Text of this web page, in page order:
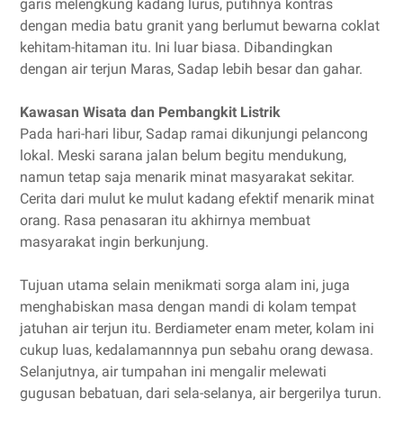
garis melengkung kadang lurus, putihnya kontras
dengan media batu granit yang berlumut bewarna coklat
kehitam-hitaman itu. Ini luar biasa. Dibandingkan
dengan air terjun Maras, Sadap lebih besar dan gahar.
Kawasan Wisata dan Pembangkit Listrik
Pada hari-hari libur, Sadap ramai dikunjungi pelancong
lokal. Meski sarana jalan belum begitu mendukung,
namun tetap saja menarik minat masyarakat sekitar.
Cerita dari mulut ke mulut kadang efektif menarik minat
orang. Rasa penasaran itu akhirnya membuat
masyarakat ingin berkunjung.
Tujuan utama selain menikmati sorga alam ini, juga
menghabiskan masa dengan mandi di kolam tempat
jatuhan air terjun itu. Berdiameter enam meter, kolam ini
cukup luas, kedalamannnya pun sebahu orang dewasa.
Selanjutnya, air tumpahan ini mengalir melewati
gugusan bebatuan, dari sela-selanya, air bergerilya turun.